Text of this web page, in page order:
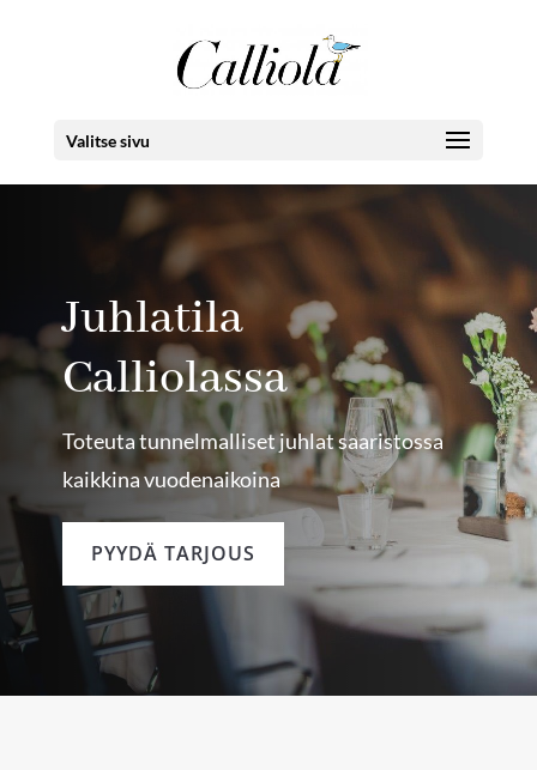
Valitse sivu
Juhlatila
Calliolassa
Toteuta tunnelmalliset juhlat saaristossa
kaikkina vuodenaikoina
PYYDÄ TARJOUS